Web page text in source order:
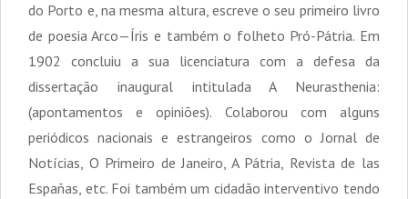
do Porto e, na mesma altura, escreve o seu primeiro livro
de poesia Arco—Íris e também o folheto Pró-Pátria. Em
1902 concluiu a sua licenciatura com a defesa da
dissertação inaugural intitulada A Neurasthenia:
(apontamentos e opiniões). Colaborou com alguns
periódicos nacionais e estrangeiros como o Jornal de
Notícias, O Primeiro de Janeiro, A Pátria, Revista de las
Españas, etc. Foi também um cidadão interventivo tendo